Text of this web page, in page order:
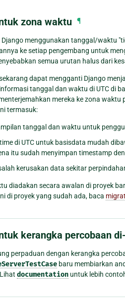
zona waktu ¶
Django menggunakan tanggal/waktu
ke setiap pengembang untuk
semua urutan halus dari
dapat mengganti Django
tanggal dan waktu di UTC di
mereka ke zona
termasuk:
tanggal dan waktu untuk
di UTC untuk basisdata mudah
itu sudah menyimpan timestamp
kerusakan data sekitar
diadakan secara awalan di proyek
di proyek yang sudah ada, baca
kerangka percobaan
perpaduan dengan kerangka
baru membiarkan
documentation untuk lebih